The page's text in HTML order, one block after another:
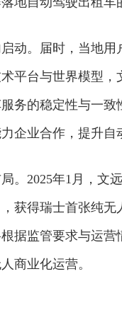
动。届时，当地
平台与世界模型
务的稳定性与一
企业合作，提升自
。2025年1月，文
获得瑞士首张纯
据监管要求与运
商业化运营。